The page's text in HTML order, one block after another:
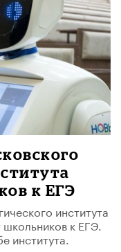
к ЕГЭ
института
к ЕГЭ.
института.